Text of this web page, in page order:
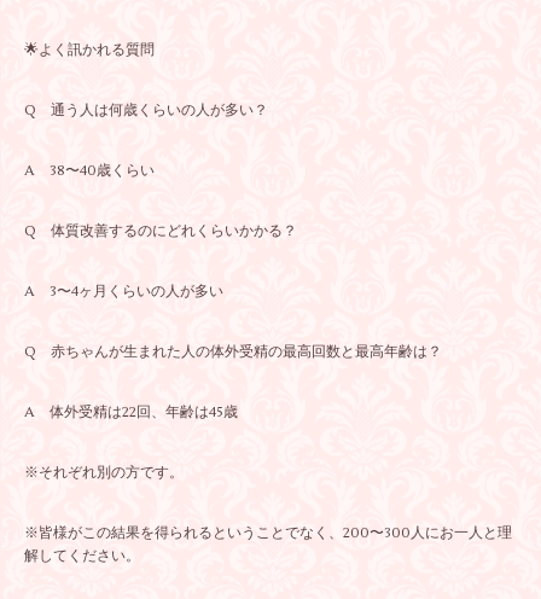
🌟よく訊かれる質問
Q 通う人は何歳くらいの人が多い？
A 38〜40歳くらい
Q 体質改善するのにどれくらいかかる？
A 3〜4ヶ月くらいの人が多い
Q 赤ちゃんが生まれた人の体外受精の最高回数と最高年齢は？
A 体外受精は22回、年齢は45歳
※それぞれ別の方です。
※皆様がこの結果を得られるということでなく、200〜300人にお一人と理
解してください。